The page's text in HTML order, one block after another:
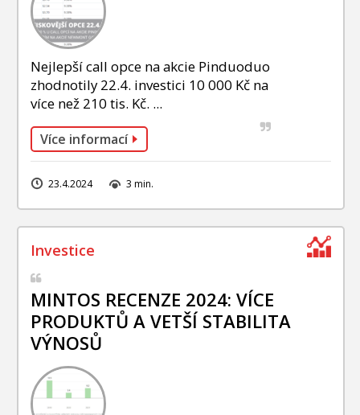
Nejlepší call opce na akcie Pinduoduo
zhodnotily 22.4. investici 10 000 Kč na
více než 210 tis. Kč. ...
Více informací
23.4.2024 3 min.
MINTOS RECENZE 2024: VÍCE
PRODUKTŮ A VETŠÍ STABILITA
VÝNOSŮ